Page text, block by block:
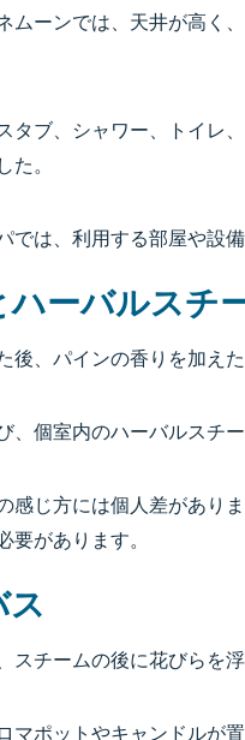
ムーンでは、天井が高く
タブ、シャワー、トイレ
た。
では、利用する部屋や設
ーバルスチ
後、パインの香りを加え
、個室内のハーバルスチー
感じ方には個人差があり
要があります。
スチームの後に花びらを
マポットやキャンドルが